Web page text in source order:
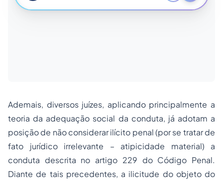
Ademais, diversos juízes, aplicando principalmente a
teoria da adequação social da conduta, já adotam a
posição de não considerar ilícito penal (por se tratar de
fato jurídico irrelevante – atipicidade material) a
conduta descrita no artigo 229 do Código Penal.
Diante de tais precedentes, a ilicitude do objeto do